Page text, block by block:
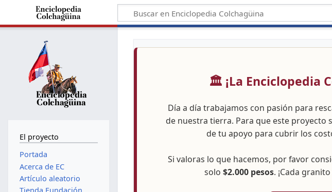
🏛️ ¡La Enciclopedia
Día a día trabajamos con pasión para
de nuestra tierra. Para que este proyecto
de tu apoyo para cubrir los
Si valoras lo que hacemos, por favor
solo $2.000 pesos. ¡Cada
El proyecto
Portada
Acerca de EC
Artículo aleatorio